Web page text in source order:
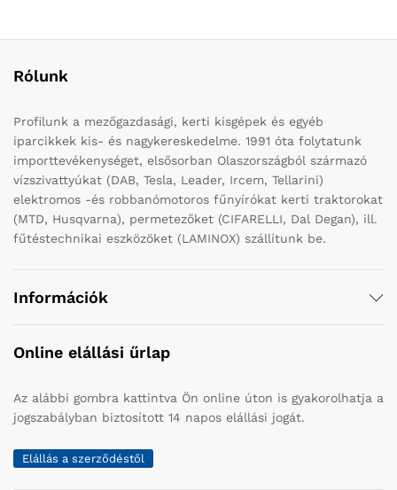
Rólunk
Profilunk a mezőgazdasági, kerti kisgépek és egyéb
iparcikkek kis- és nagykereskedelme. 1991 óta folytatunk
importtevékenységet, elsősorban Olaszországból származó
vízszivattyúkat (DAB, Tesla, Leader, Ircem, Tellarini)
elektromos -és robbanómotoros fűnyírókat kerti traktorokat
(MTD, Husqvarna), permetezőket (CIFARELLI, Dal Degan), ill.
fűtéstechnikai eszközöket (LAMINOX) szállítunk be.
Információk
Online elállási űrlap
Az alábbi gombra kattintva Ön online úton is gyakorolhatja a
jogszabályban biztosított 14 napos elállási jogát.
Elállás a szerződéstől